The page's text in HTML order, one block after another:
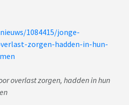
1084415/jonge-
zorgen-hadden-in-hun-
overlast zorgen, hadden in hun